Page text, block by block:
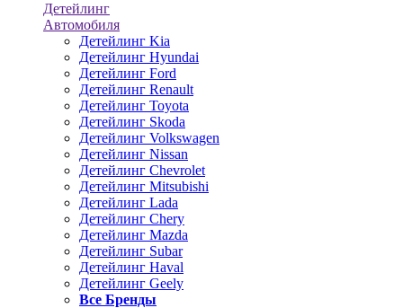
Детейлинг
Автомобиля
Детейлинг Kia
Детейлинг Hyundai
Детейлинг Ford
Детейлинг Renault
Детейлинг Toyota
Детейлинг Skoda
Детейлинг Volkswagen
Детейлинг Nissan
Детейлинг Chevrolet
Детейлинг Mitsubishi
Детейлинг Lada
Детейлинг Chery
Детейлинг Mazda
Детейлинг Subar
Детейлинг Haval
Детейлинг Geely
Все Бренды